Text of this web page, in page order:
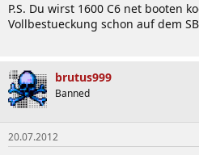
P.S. Du wirst 1600 C6 net booten
Vollbestueckung schon auf dem
brutus999
Banned
20.07.2012